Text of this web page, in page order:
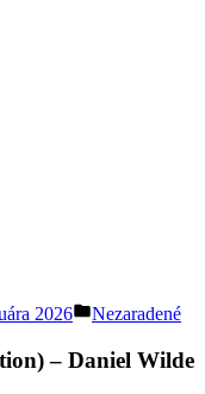
2026
Posted
Nezaradené
– Daniel Wilde